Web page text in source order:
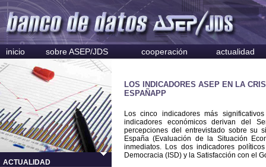
inicio sobre ASEP/JDS cooperación actualidad
ACTUALIDAD
LOS INDICADORES ASEP EN LA
ESPAÑAPP
Los cinco indicadores más
indicadores económicos derivan del
percepciones del entrevistado sobre su
España (Evaluación de la Situación
inmediatos. Los dos indicadores
Democracia (ISD) y la Satisfacción con el